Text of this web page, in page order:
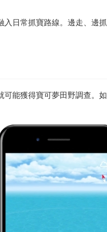
日常抓寶路線。邊走、邊
可能獲得寶可夢田野調查。